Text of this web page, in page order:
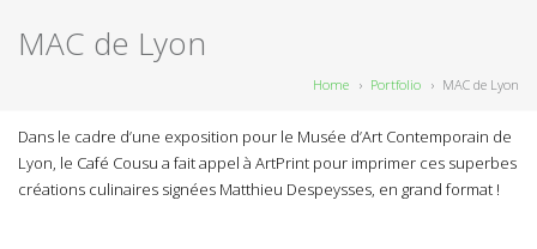
MAC de Lyon
Home › Portfolio › MAC de Lyon
Dans le cadre d’une exposition pour le Musée d’Art Contemporain de
Lyon, le Café Cousu a fait appel à ArtPrint pour imprimer ces superbes
créations culinaires signées Matthieu Despeysses, en grand format !